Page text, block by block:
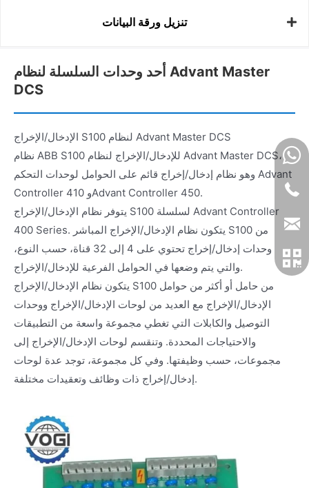
تنزيل ورقة البيانات
أحد وحدات السلسلة لنظام Advant Master
DCS
الإدخال/الإخراج S100 لنظام Advant Master DCS
نظام ABB S100 للإدخال/الإخراج لنظام Advant Master DCS،
وهو نظام إدخال/إخراج قائم على الحوامل لوحدات التحكم Advant
Controller 410 وAdvant Controller 450.
يتوفر نظام الإدخال/الإخراج S100 لسلسلة Advant Controller
400 Series. يتكون نظام الإدخال/الإخراج المباشر S100 من
وحدات إدخال/إخراج تحتوي على 4 إلى 32 قناة، حسب النوع،
والتي يتم وضعها في الحوامل الفرعية للإدخال/الإخراج.
يتكون نظام الإدخال/الإخراج S100 من حامل أو أكثر من حوامل
الإدخال/الإخراج مع العديد من لوحات الإدخال/الإخراج ووحدات
التوصيل والكابلات التي تغطي مجموعة واسعة من التطبيقات
والاحتياجات المحددة. وتنقسم لوحات الإدخال/الإخراج إلى
مجموعات، حسب وظيفتها. وفي كل مجموعة، توجد عدة لوحات
إدخال/إخراج ذات وظائف وتعقيدات مختلفة.